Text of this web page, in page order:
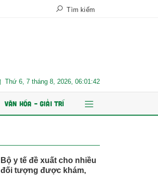
Tìm kiếm
AI và dữ liệu định hình tương lai ngành bảo
Thứ 6, 7 tháng 8, 2026, 06:01:43
VĂN HÓA – GIẢI TRÍ
Bộ y tế đề xuất cho nhiều
đối tượng được khám,